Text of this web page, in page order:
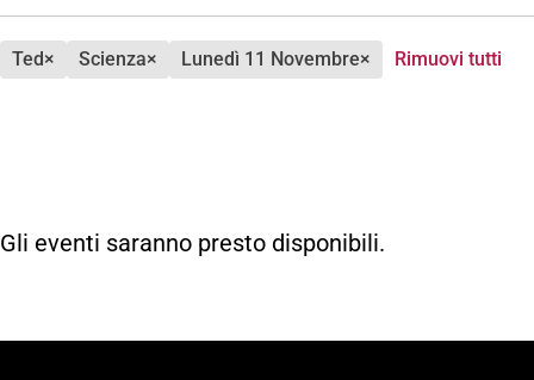
ted× scienza× lunedì 11 Novembre× Rimuovi tutti
Gli eventi saranno presto disponibili.